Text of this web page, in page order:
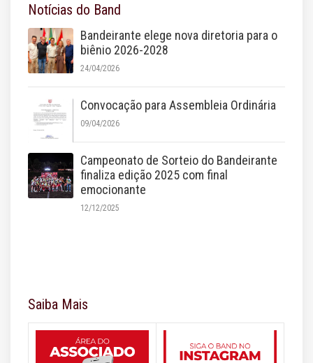
Notícias do Band
Bandeirante elege nova diretoria para o
biênio 2026-2028
24/04/2026
Convocação para Assembleia Ordinária
09/04/2026
Campeonato de Sorteio do Bandeirante
finaliza edição 2025 com final
emocionante
12/12/2025
Saiba Mais